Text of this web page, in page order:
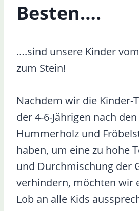
Besten….
….sind unsere Kinder
zum Stein!
Nachdem wir die Kinder-
der 4-6-Jährigen nach
Hummerholz und
haben, um eine zu hohe
und Durchmischung der
verhindern, möchten wir
Lob an alle Kids